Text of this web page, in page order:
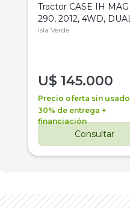
Tractor CASE IH
290, 2012, 4WD,
Isla Verde
U$ 145.000
Precio oferta sin usado
30% de entrega +
financiación
Consultar